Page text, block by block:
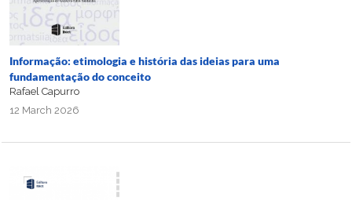
Informação: etimologia e história das ideias para uma
fundamentação do conceito
Rafael Capurro
12 March 2026